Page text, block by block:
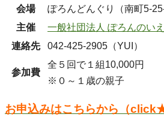
会場
ぽろんどんぐり（南町5-25-
主催
一般社団法人 ぽろんのいえ
連絡先
042-425-2905（YUI）
参加費
全５回で１組10,000円
※０～１歳の親子
お申込みはこちらから（click★